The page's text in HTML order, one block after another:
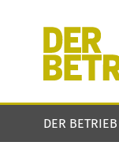
DER BETRIEB